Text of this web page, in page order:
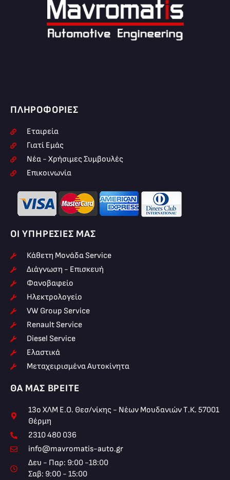
ΠΛΗΡΟΦΟΡΊΕΣ
Εταιρεία
Γιατί Εμάς
Νέα - Χρήσιμες Συμβουλές
Επικοινωνία
ΟΙ ΥΠΗΡΕΣΊΕΣ ΜΑΣ
Κάθετη Μονάδα Service
Διάγνωση - Επισκευή
Φανοβαφείο
Ηλεκτρολογείο
VW Group Service
Renault Service
Diesel Service
Ελαστικά
Μεταχειρισμένα Αυτοκίνητα
ΘΑ ΜΑΣ ΒΡΕΊΤΕ
13ο ΧΛΜ Ε.Ο. Θεσ/νίκης - Νέων Μουδανιών Τ.Κ. 57001
Θέρμη
2310 480 036
info@mavromatis-auto.gr
Δευ - Παρ: 9:00 -18:00
Σαβ: 9:00 - 15:00